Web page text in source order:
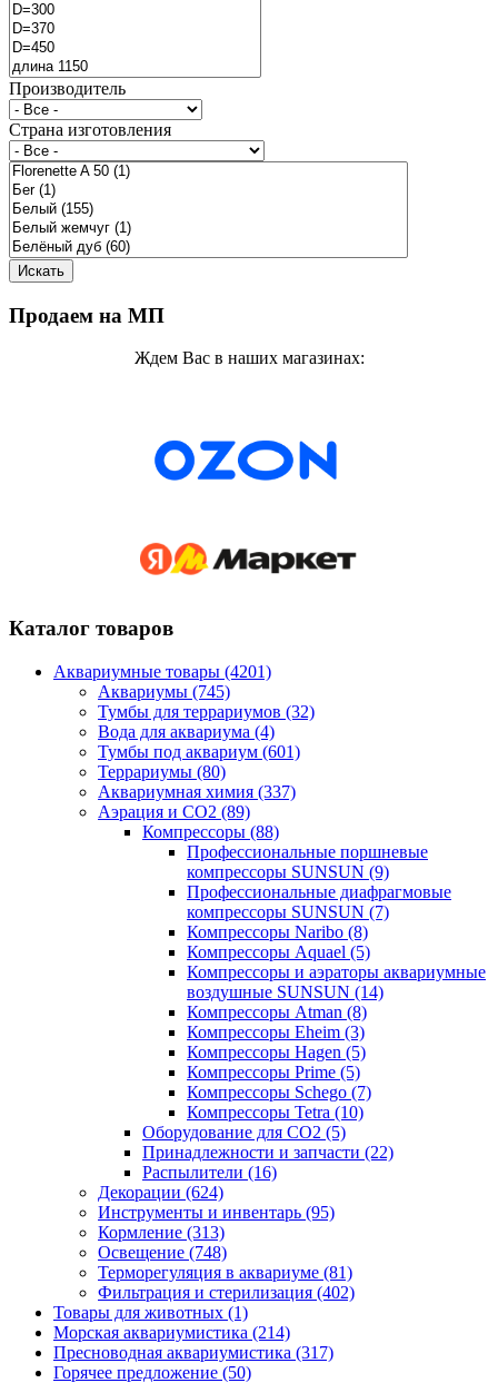
Производитель
Страна изготовления
Продаем на МП
Ждем Вас в наших магазинах:
Каталог товаров
Аквариумные товары (4201)
Аквариумы (745)
Тумбы для террариумов (32)
Вода для аквариума (4)
Тумбы под аквариум (601)
Террариумы (80)
Аквариумная химия (337)
Аэрация и CO2 (89)
Компрессоры (88)
Профессиональные поршневые
компрессоры SUNSUN (9)
Профессиональные диафрагмовые
компрессоры SUNSUN (7)
Компрессоры Naribo (8)
Компрессоры Aquael (5)
Компрессоры и аэраторы аквариумные
воздушные SUNSUN (14)
Компрессоры Atman (8)
Компрессоры Eheim (3)
Компрессоры Hagen (5)
Компрессоры Prime (5)
Компрессоры Schego (7)
Компрессоры Tetra (10)
Оборудование для CO2 (5)
Принадлежности и запчасти (22)
Распылители (16)
Декорации (624)
Инструменты и инвентарь (95)
Кормление (313)
Освещение (748)
Терморегуляция в аквариуме (81)
Фильтрация и стерилизация (402)
Товары для животных (1)
Морская аквариумистика (214)
Пресноводная аквариумистика (317)
Горячее предложение (50)